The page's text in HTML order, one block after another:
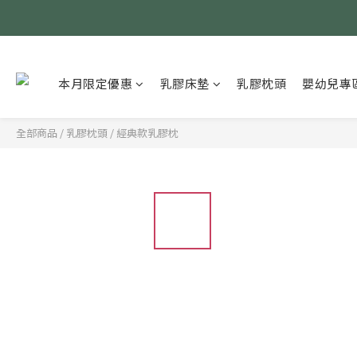
本月限定優惠 乳膠床墊 乳膠枕頭 嬰幼兒專
全部商品 / 乳膠枕頭 / 經典款乳膠枕